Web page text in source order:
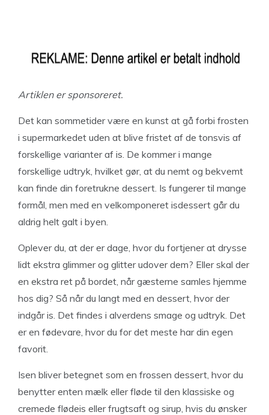
Artiklen er sponsoreret.
Det kan sommetider være en kunst at gå forbi frosten
i supermarkedet uden at blive fristet af de tonsvis af
forskellige varianter af is. De kommer i mange
forskellige udtryk, hvilket gør, at du nemt og bekvemt
kan finde din foretrukne dessert. Is fungerer til mange
formål, men med en velkomponeret isdessert går du
aldrig helt galt i byen.
Oplever du, at der er dage, hvor du fortjener at drysse
lidt ekstra glimmer og glitter udover dem? Eller skal der
en ekstra ret på bordet, når gæsterne samles hjemme
hos dig? Så når du langt med en dessert, hvor der
indgår is. Det findes i alverdens smage og udtryk. Det
er en fødevare, hvor du for det meste har din egen
favorit.
Isen bliver betegnet som en frossen dessert, hvor du
benytter enten mælk eller fløde til den klassiske og
cremede flødeis eller frugtsaft og sirup, hvis du ønsker